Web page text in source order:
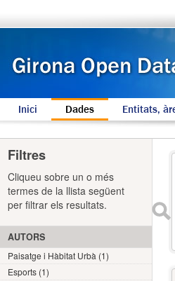
Inici Dades Entitats,
Filtres
Cliqueu sobre un o més
termes de la llista següent
per filtrar els resultats.
AUTORS
Paisatge i Hàbitat Urbà (1)
Esports (1)